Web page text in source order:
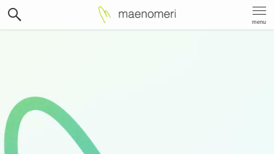
menu